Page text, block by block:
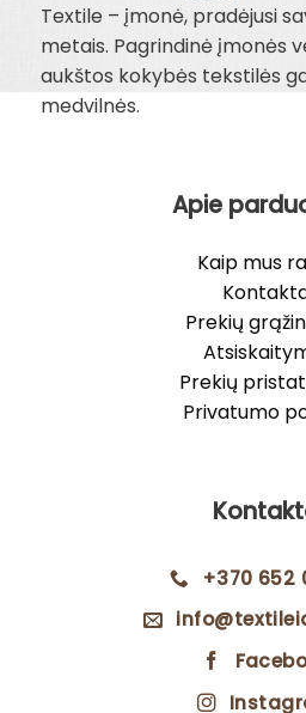
Textile – įmonė, pradėjusi
metais. Pagrindinė įmonės
aukštos kokybės tekstilės
medvilnės.
Apie
Kaip mus
Prekių
Prekių
Privatumo
+370 652